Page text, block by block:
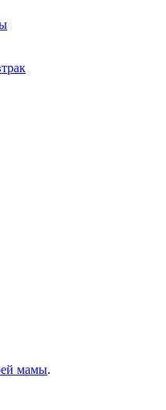
мамы.